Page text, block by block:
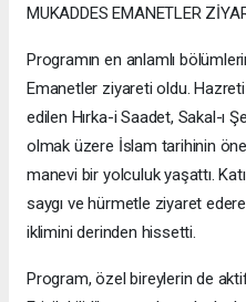
MUKADDES EMANETLER
Programın en anlamlı
Emanetler ziyareti oldu.
edilen Hırka-i Saadet, Sakal-ı
olmak üzere İslam tarihinin
manevi bir yolculuk yaşattı.
saygı ve hürmetle ziyaret
iklimini derinden hissetti.
Program, özel bireylerin de aktif